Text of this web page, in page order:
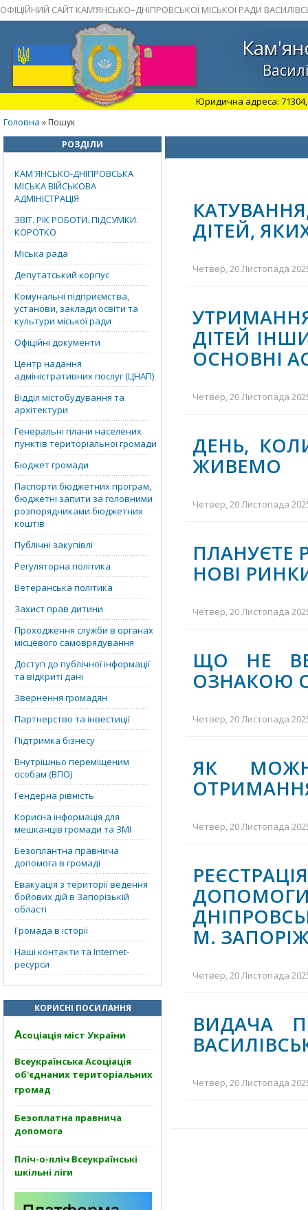
ОФІЦІЙНИЙ САЙТ КАМ’ЯНСЬКО–ДНІПРОВСЬКОЇ МІСЬКОЇ РАДИ
Юридична адреса: 71304,
Головна » Пошук
РОЗДІЛИ
КАМ'ЯНСЬКО-ДНІПРОВСЬКА
МІСЬКА ВІЙСЬКОВА
АДМІНІСТРАЦІЯ
ЗВІТ. РІК РОБОТИ. ПІДСУМКИ.
КОРОТКО
Міська рада
Депутатський корпус
Комунальні підприємства,
установи, заклади освіти та
культури міської ради
Офіційні документи
Центр надання
адміністративних послуг (ЦНАП)
Відділ містобудування та
архітектури
Генеральні плани населених
пунктів територіальної громади
Бюджет громади
Паспорти бюджетних програм,
бюджетні запити за головними
розпорядниками бюджетних
коштів
Публічні закупівлі
Регуляторна політика
Ветеранська політика
Захист прав дитини
Проходження служби в органах
місцевого самоврядування
Доступ до публічної інформації
та відкриті дані
Звернення громадян
Партнерство та інвестиції
Підтримка бізнесу
Внутрішньо переміщеним
особам (ВПО)
Гендерна рівність
Корисна інформація для
мешканців громади та ЗМІ
Безоплантна правнича
допомога в громаді
Евакуація з території ведення
бойових дій в Запорізькій
області
Громада в історії
Наші контакти та Internet-
ресурси
КОРИСНІ ПОСИЛАННЯ
Асоціація міст України
Всеукраїнська Асоціація
об'єднаних територіальних
громад
Безоплатна правнича
допомога
Пліч-о-пліч Всеукраїнські
шкільні ліги
ДІТЕЙ,
Четвер, 20 Листопада
ДІТЕЙ
ОСНОВНІ
Четвер, 20 Листопада
ДЕНЬ,
ЖИВЕМО
Четвер, 20 Листопада
ПЛАНУЄТЕ
НОВІ
Четвер, 20 Листопада
ЩО НЕ
ОЗНАКОЮ
Четвер, 20 Листопада
ЯК
Четвер, 20 Листопада
М.
Четвер, 20 Листопада
ВИДАЧА
Четвер, 20 Листопада